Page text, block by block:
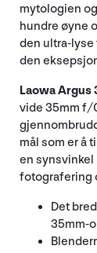
mytologien
hundre øyne
den ultra-
den
Laowa Argus
vide 35mm f/
mål som er å
en synsvinkel
fotografering
Det
35mm-